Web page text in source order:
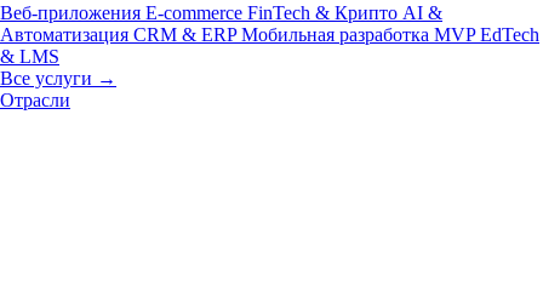
Веб-приложения E-commerce FinTech & Крипто AI &
Автоматизация CRM & ERPМобильная разработка MVPEdTech
& LMS
Все услуги →
Отрасли